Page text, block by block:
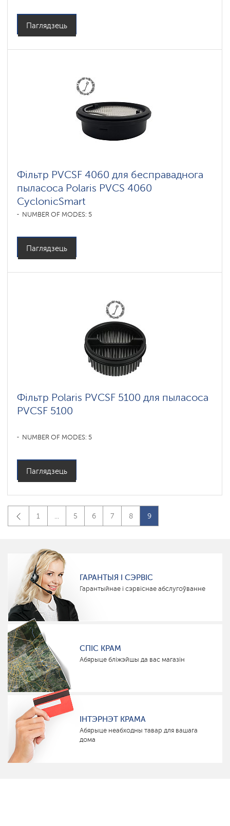
Паглядзець
Фільтр PVCSF 4060 для бесправаднога
пыласоса Polaris PVCS 4060
CyclonicSmart
NUMBER OF MODES: 5
Паглядзець
Фільтр Polaris PVCSF 5100 для пыласоса
PVCSF 5100
NUMBER OF MODES: 5
Паглядзець
1 ... 5 6 7 8 9
ГАРАНТЫЯ І СЭРВІС
Гарантыйнае і сэрвіснае абслугоўванне
СПІС КРАМ
Абярыце бліжэйшы да вас магазін
ІНТЭРНЭТ КРАМА
Абярыце неабходны тавар для вашага
дома